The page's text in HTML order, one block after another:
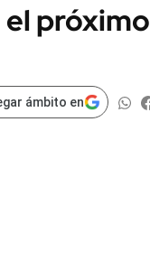
el
ámbito en